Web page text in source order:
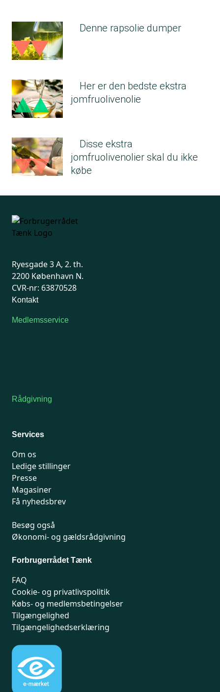
Denne rapsolie dumper
Her er den bedste ekstra
jomfruolivenolie
Disse ekstra
jomfruolivenolier skal du ikke
købe
Ryesgade 3 A, 2. th.
2200 København N.
CVR-nr: 63870528
Kontakt
Medlemsservice
Rådgivning
Services
Om os
Ledige stillinger
Presse
Magasiner
Få nyhedsbrev
Besøg også
Økonomi- og gældsrådgivning
Forbrugerrådet Tænk
FAQ
Cookie- og privatlivspolitik
Købs- og medlemsbetingelser
Tilgængelighed
Tilgængelighedserklæring